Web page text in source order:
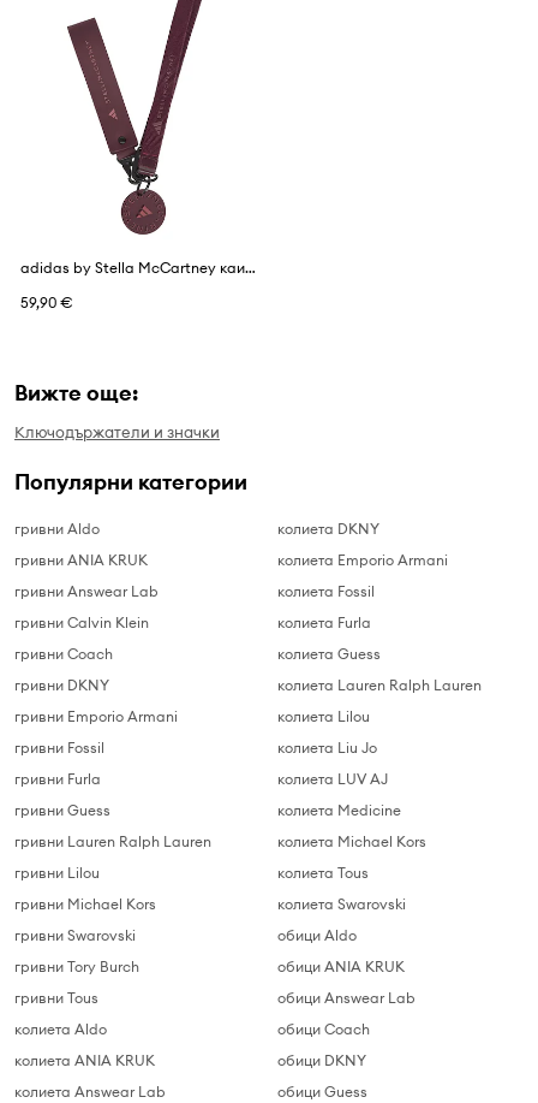
adidas by Stella McCartney каишка дамска
59,90 €
Вижте още:
Ключодържатели и значки
Популярни категории
гривни Aldo
гривни ANIA KRUK
гривни Answear Lab
гривни Calvin Klein
гривни Coach
гривни DKNY
гривни Emporio Armani
гривни Fossil
гривни Furla
гривни Guess
гривни Lauren Ralph Lauren
гривни Lilou
гривни Michael Kors
гривни Swarovski
гривни Tory Burch
гривни Tous
колиета Aldo
колиета ANIA KRUK
колиета Answear Lab
колиета DKNY
колиета Emporio Armani
колиета Fossil
колиета Furla
колиета Guess
колиета Lauren Ralph Lauren
колиета Lilou
колиета Liu Jo
колиета LUV AJ
колиета Medicine
колиета Michael Kors
колиета Tous
колиета Swarovski
обици Aldo
обици ANIA KRUK
обици Answear Lab
обици Coach
обици DKNY
обици Guess